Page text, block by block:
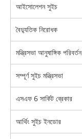
আইসোলেশন সুইচ
বৈদ্যুতিক নিরোধক
মন্ত্রিসভা আনুষাঙ্গিক পরিবর্তন
সম্পূর্ণ সুইচ মন্ত্রিসভা
এসএফ 6 সার্কিট ব্রেকার
আর্থিং সুইচ ইনডোর